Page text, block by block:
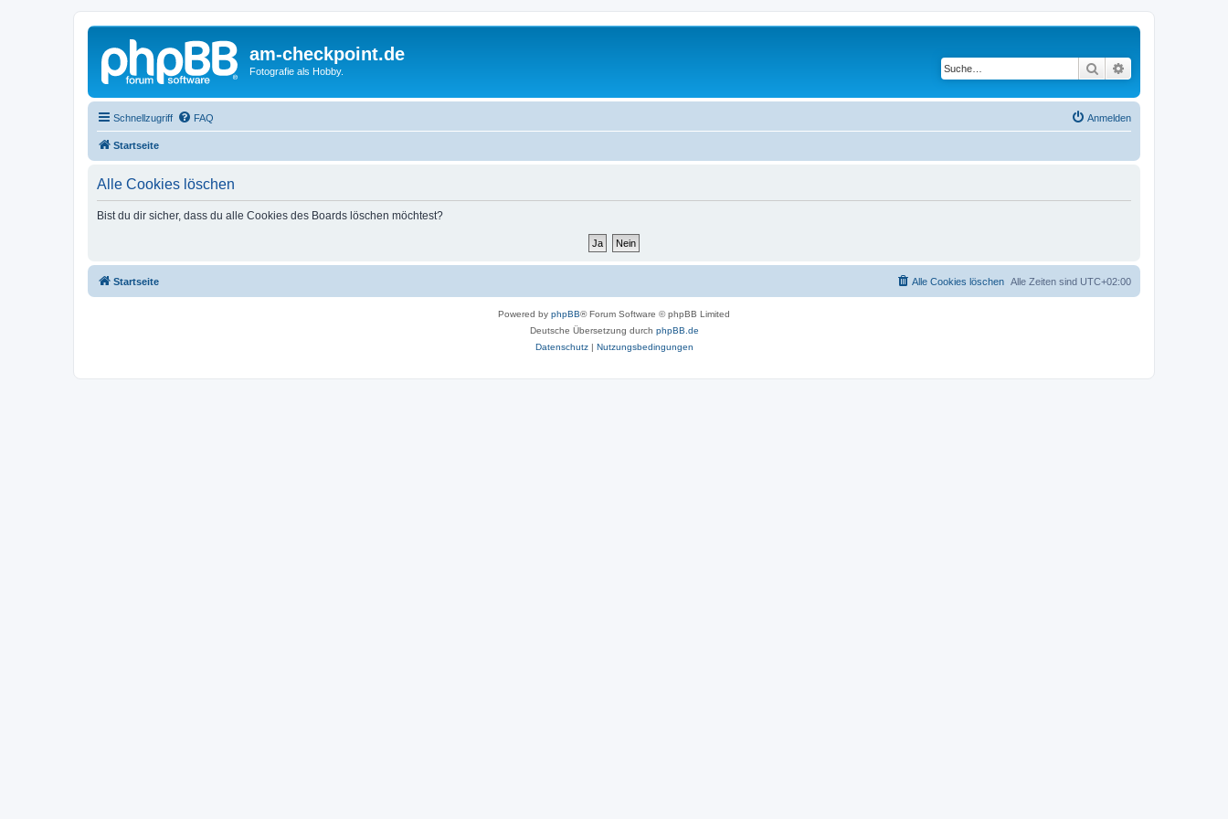
am-checkpoint.de
Fotografie als Hobby. Suche
Schnellzugriff FAQ Anmelden
Startseite
Alle Cookies löschen
Bist du dir sicher, dass du alle Cookies des Boards löschen möchtest?
Startseite Alle Zeiten sind UTC+02:00
Alle Cookies löschen
Powered by phpBB® Forum Software © phpBB Limited
Deutsche Übersetzung durch phpBB.de
Datenschutz| Nutzungsbedingungen